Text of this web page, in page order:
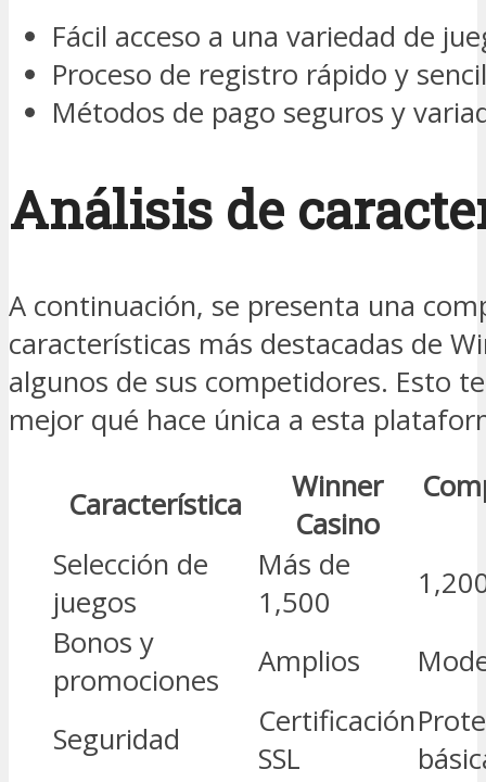
Fácil acceso a una variedad de
Proceso de registro rápido y
Métodos de pago seguros y
Análisis de
A continuación, se presenta una
características más destacadas de
algunos de sus competidores. Esto
mejor qué hace única a esta
Característica
Winner
Casino
Selección de
juegos
Más de
1,500
Bonos y
promociones
Amplios
Seguridad
Certificación
SSL